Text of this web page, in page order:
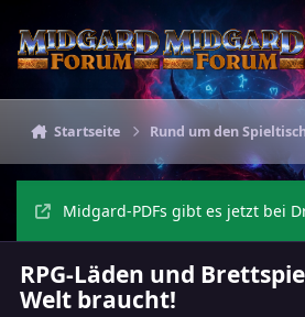
Startseite Rund um den
Midgard-PDFs gibt es jetzt bei
RPG-Läden und
Welt braucht!